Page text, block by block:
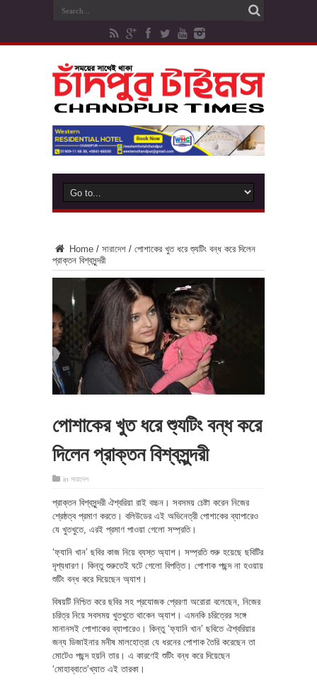
Home / সারাদেশ / পোশাকের খুত ধরে শ্যুটিং বন্ধ করে দিলেন
প্রাক্তন বিশ্বসুন্দরী
পোশাকের খুত ধরে শ্যুটিং বন্ধ করে
দিলেন প্রাক্তন বিশ্বসুন্দরী
in সারাদেশ
প্রাক্তন বিশ্বসুন্দরী ঐশ্বরিয়া রাই বচ্চন। সবসময় চেষ্টা করেন নিজের
শ্রেষ্ঠত্ব প্রমাণ করতে। বলিউডের এই অভিনেত্রী পোশাকের ব্যাপারেও
যে খুতখুতে, এরই প্রমাণ পাওয়া গেলো সম্প্রতি।
‘ফ্যানি খান’ ছবির কাজ নিয়ে ব্যস্ত অ্যাশ। সম্প্রতি শুরু হয়েছে ছবিটির
দৃশ্যধারণ। কিন্তু শুরুতেই ঘটে গেলো বিপত্তি। পোশাক পছন্দ না হওয়ায়
শুটিং বন্ধ করে দিয়েছেন অ্যাশ।
বিষয়টি নিশ্চিত করে ছবির সহ প্রযোজক প্রেরণা অরোরা বলেছেন, নিজের
চরিত্র নিয়ে সবসময় খুতখুতে থাকেন অ্যাশ। এমনকি চরিত্রের সঙ্গে
মানানসই পোশাকের ব্যাপারেও। কিন্তু ‘ফ্যানি খান’ ছবিতে ঐশ্বরিয়ার
জন্য ডিজাইনার মনীষ মালহোত্রা যে ধরনের পোশাক তৈরি করেছেন তা
মোটেও পছন্দ হয়নি তার। এ কারণেই শুটিং বন্ধ করে দিয়েছেন
‘মোহাব্বাতে’খ্যাত এই তারকা।